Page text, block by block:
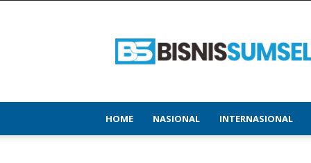
–
Menyajikan
&
Terupdate
HOME NASIONAL INTERNASIONAL